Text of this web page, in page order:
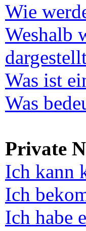
Wie
Weshalb
Was ist
Was
Private
Ich kann
Ich
Ich habe